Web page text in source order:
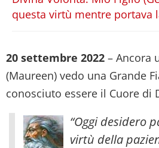
questa virtù mentre portava
20 settembre 2022 – Ancora
(Maureen) vedo una Grande
conosciuto essere il Cuore di
“Oggi desidero
virtù della